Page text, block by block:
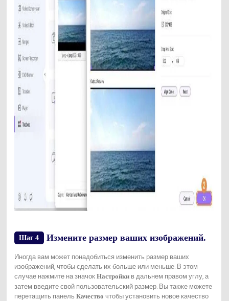
Шаг 4 Измените размер ваших изображений.
Иногда вам может понадобиться изменить размер ваших
изображений, чтобы сделать их больше или меньше. В этом
случае нажмите на значок Настройкив дальнем правом углу, а
затем введите свой пользовательский размер. Вы также можете
перетащить панель Качество чтобы установить новое качество